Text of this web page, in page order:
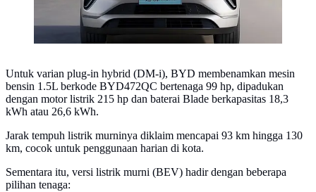
Untuk varian plug-in hybrid (DM-i), BYD membenamkan mesin
bensin 1.5L berkode BYD472QC bertenaga 99 hp, dipadukan
dengan motor listrik 215 hp dan baterai Blade berkapasitas 18,3
kWh atau 26,6 kWh.
Jarak tempuh listrik murninya diklaim mencapai 93 km hingga 130
km, cocok untuk penggunaan harian di kota.
Sementara itu, versi listrik murni (BEV) hadir dengan beberapa
pilihan tenaga: